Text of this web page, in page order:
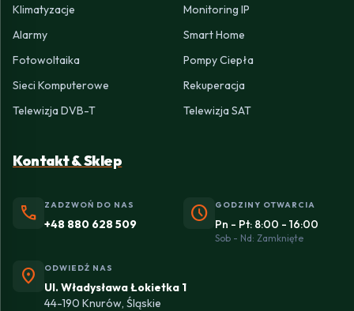
Klimatyzacje
Monitoring IP
Alarmy
Smart Home
Fotowoltaika
Pompy Ciepła
Sieci Komputerowe
Rekuperacja
Telewizja DVB-T
Telewizja SAT
Kontakt & Sklep
phone ZADZWOŃ DO NAS
+48 880 628 509 schedule GODZINY OTWARCIA
Pn - Pt: 8:00 - 16:00
Sob - Nd: Zamknięte
location_on ODWIEDŹ NAS
Ul. Władysława Łokietka 1
44-190 Knurów, Śląskie